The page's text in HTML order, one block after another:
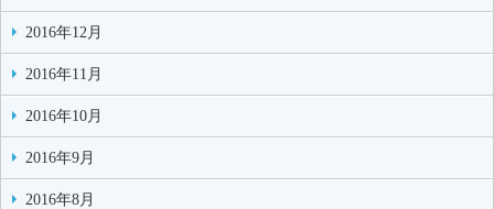
2016年12月
2016年11月
2016年10月
2016年9月
2016年8月